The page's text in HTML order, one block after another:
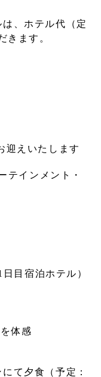
、ホテル代（定
きます。
迎えいたします
インメント・
目宿泊ホテル）
体感
て夕食（予定：